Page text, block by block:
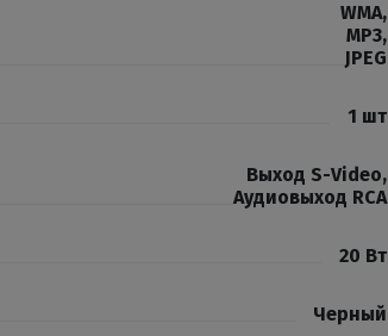
WMA,
MP3,
JPEG
1 шт
Выход S-Video,
Аудиовыход RCA
20 Вт
Черный